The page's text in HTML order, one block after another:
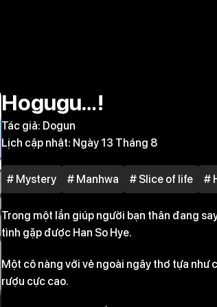
Hogugu…!
Tác giả: Dogun
Lịch cập nhật: Ngày 13 Tháng 8
# Mystery # Manhwa # Slice of life #
Trong một lần giúp người bạn thân đang
tình gặp được Han So Hye.
Một cô nàng với vẻ ngoài ngây thơ tựa như
rượu cực cao.